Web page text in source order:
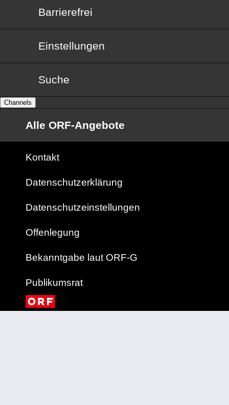
Barrierefrei
Barrierefrei
Einstellungen
Suche
Channels
Alle ORF-Angebote
Kontakt
Datenschutzerklärung
Datenschutzeinstellungen
Offenlegung
Bekanntgabe laut ORF-G
Publikumsrat